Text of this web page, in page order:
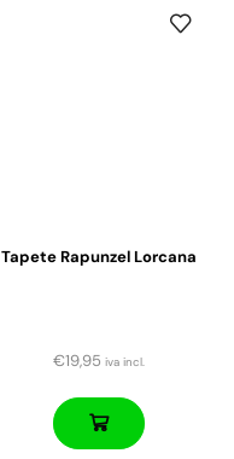
Tapete Rapunzel Lorcana
€19,95 iva incl.